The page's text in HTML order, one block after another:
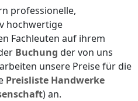
professionelle,
hochwertige
Fachleuten auf ihrem
Buchung der von uns
unsere Preise für die
Preisliste Handwerke
) an.